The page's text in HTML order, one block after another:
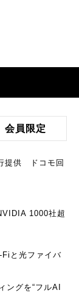
会員限定
提供 ドコモ回
1000社超
と光ファイバ
ングを“フルAI